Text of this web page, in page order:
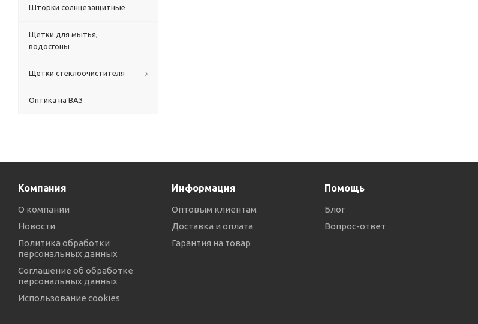
Шторки солнцезащитные
Щетки для мытья,
водосгоны
Щетки стеклоочистителя
Оптика на ВАЗ
Компания
О компании
Новости
Политика обработки
персональных данных
Соглашение об обработке
персональных данных
Использование cookies
Информация
Оптовым клиентам
Доставка и оплата
Гарантия на товар
Помощь
Блог
Вопрос-ответ